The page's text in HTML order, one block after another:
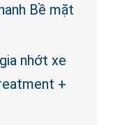
Bề mặt
nhớt xe
+